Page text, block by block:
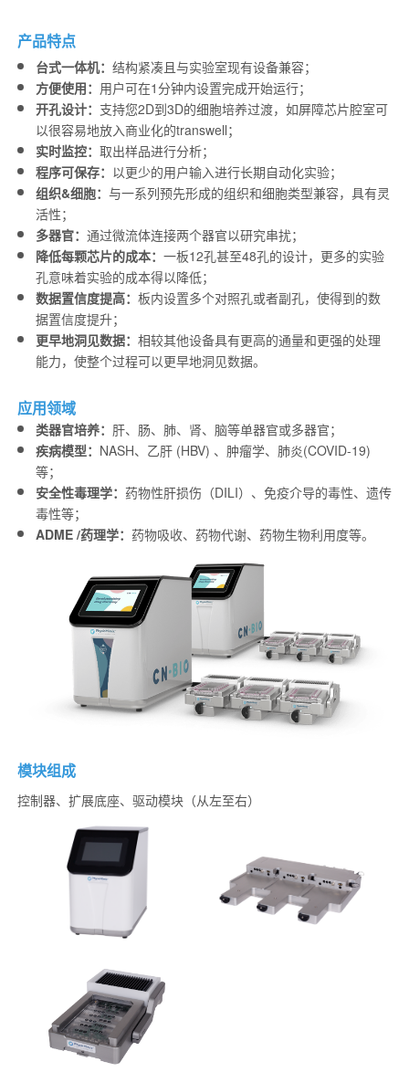
产品特点
台式一体机： 结构紧凑且与实验室现有设备兼容；
方便使用： 用户可在1分钟内设置完成开始运行；
开孔设计： 支持您2D到3D的细胞培养过渡，如屏障芯片腔室可
以很容易地放入商业化的transwell；
实时监控： 取出样品进行分析；
程序可保存： 以更少的用户输入进行长期自动化实验；
组织&细胞： 与一系列预先形成的组织和细胞类型兼容，具有灵
活性；
多器官： 通过微流体连接两个器官以研究串扰；
降低每颗芯片的成本： 一板12孔甚至48孔的设计，更多的实验
孔意味着实验的成本得以降低；
数据置信度提高： 板内设置多个对照孔或者副孔，使得到的数
据置信度提升；
更早地洞见数据： 相较其他设备具有更高的通量和更强的处理
能力，使整个过程可以更早地洞见数据。
应用领域
类器官培养： 肝、肠、肺、肾、脑等单器官或多器官；
疾病模型： NASH、乙肝 (HBV) 、肿瘤学、肺炎(COVID-19)
等；
安全性毒理学： 药物性肝损伤（DILI）、免疫介导的毒性、遗传
毒性等；
ADME /药理学： 药物吸收、药物代谢、药物生物利用度等。
模块组成
控制器、扩展底座、驱动模块（从左至右）